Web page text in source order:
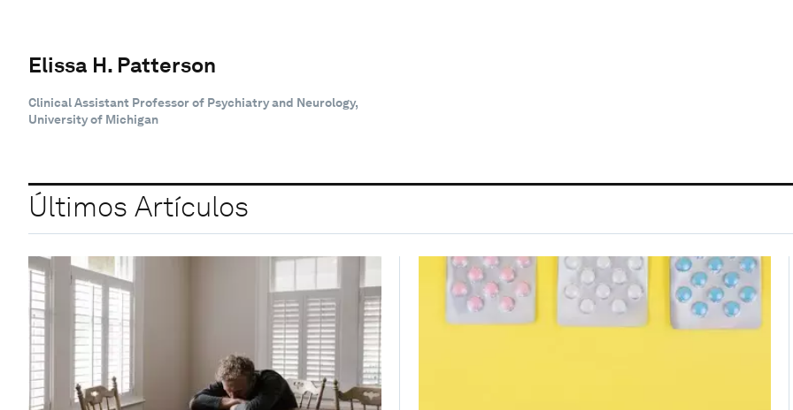
Elissa H. Patterson
Clinical Assistant Professor of Psychiatry and Neurology,
University of Michigan
Últimos Artículos